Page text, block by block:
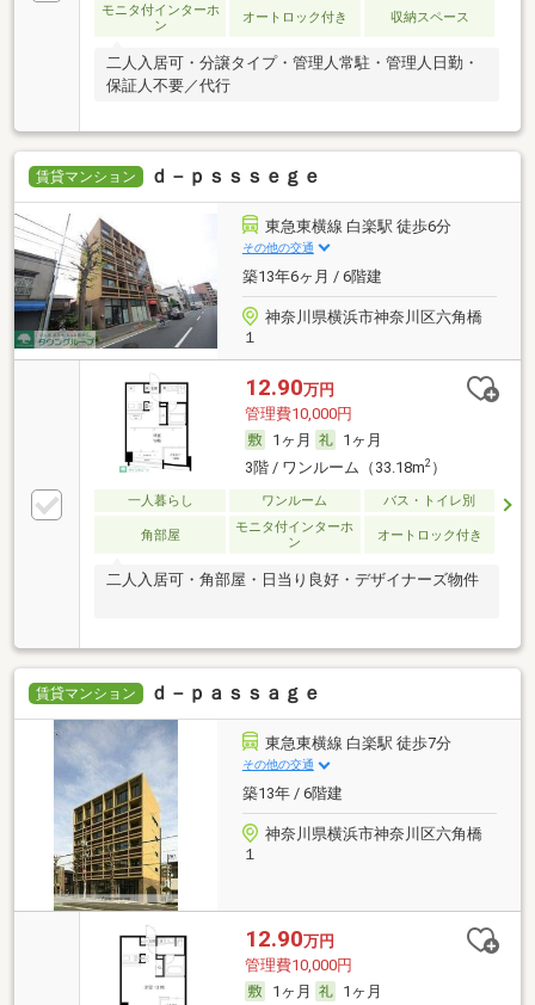
モニタ付インターホ
ン
オートロック付き 収納スペース
二人入居可・分譲タイプ・管理人常駐・管理人日勤・
保証人不要／代行
賃貸マンション ｄ－ｐｓｓｓｅｇｅ
東急東横線 白楽駅 徒歩6分
その他の交通
築13年6ヶ月 / 6階建
神奈川県横浜市神奈川区六角橋
１
12.90万円
管理費10,000円
1ヶ月
1ヶ月
3階 / ワンルーム（33.18m2）
一人暮らし ワンルーム バス・トイレ別
角部屋
モニタ付インターホ
ン
オートロック付き
二人入居可・角部屋・日当り良好・デザイナーズ物件
賃貸マンション ｄ－ｐａｓｓａｇｅ
東急東横線 白楽駅 徒歩7分
その他の交通
築13年 / 6階建
神奈川県横浜市神奈川区六角橋
１
12.90万円
管理費10,000円
1ヶ月
1ヶ月